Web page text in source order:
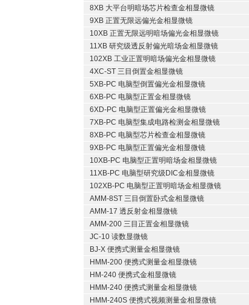
8XB 大平台明暗场芯片检查金相显微镜
9XB 正置无限远偏光金相显微镜
10XB 正置无限远明暗场偏光金相显微镜
11XB 研究级透反射偏光暗场金相显微镜
102XB 工业正置明暗场偏光金相显微镜
4XC-ST 三目倒置金相显微镜
5XB-PC 电脑型倒置偏光金相显微镜
6XB-PC 电脑型正置金相显微镜
6XD-PC 电脑型正置偏光金相显微镜
7XB-PC 电脑型集成电路检测金相显微镜
8XB-PC 电脑型芯片检查金相显微镜
9XB-PC 电脑型正置偏光金相显微镜
10XB-PC 电脑型正置明暗场金相显微镜
11XB-PC 电脑型研究级DIC金相显微镜
102XB-PC 电脑型正置明暗场金相显微镜
AMM-8ST 三目倒置卧式金相显微镜
AMM-17 透反射金相显微镜
AMM-200 三目正置金相显微镜
JC-10 读数显微镜
BJ-X 便携式测量金相显微镜
HMM-200 便携式测量金相显微镜
HM-240 便携式金相显微镜
HMM-240 便携式测量金相显微镜
HMM-240S 便携式视频测量金相显微镜